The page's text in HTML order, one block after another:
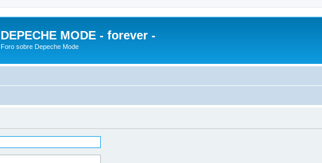
DEPECHE MODE - forever -
Foro sobre Depeche Mode